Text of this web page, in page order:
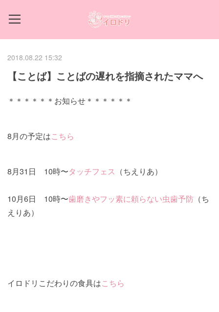
2018.08.22 15:32
【ことば】ことばの遅れを指摘されたママへ
＊＊＊＊＊＊お知らせ＊＊＊＊＊＊
8月の予定はこちら
8月31日 10時〜タッチフェス （ちえりあ）
10月6日 10時〜歯磨きやフッ素に頼らない虫歯予防 （ち
えりあ）
イロドリこだわりの食具はこちら